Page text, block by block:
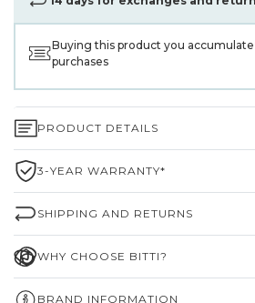
Buying this product you accumulate
purchases
PRODUCT DETAILS
3-YEAR WARRANTY*
SHIPPING AND RETURNS
WHY CHOOSE BITTI?
BRAND INFORMATION